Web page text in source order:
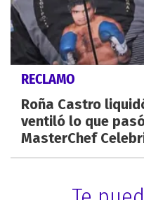
RECLAMO
Roña Castro
ventiló lo que
MasterChef